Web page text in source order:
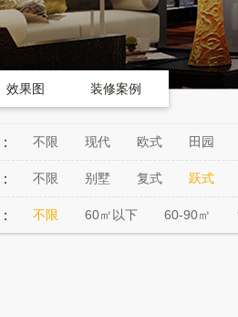
效果图 装修案例
不限 现代 欧式 田园
不限 别墅 复式 跃式
不限 60㎡以下 60-90㎡